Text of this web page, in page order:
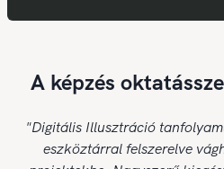
A képzés
"Digitális Illusztráció
eszköztárral felszerelve